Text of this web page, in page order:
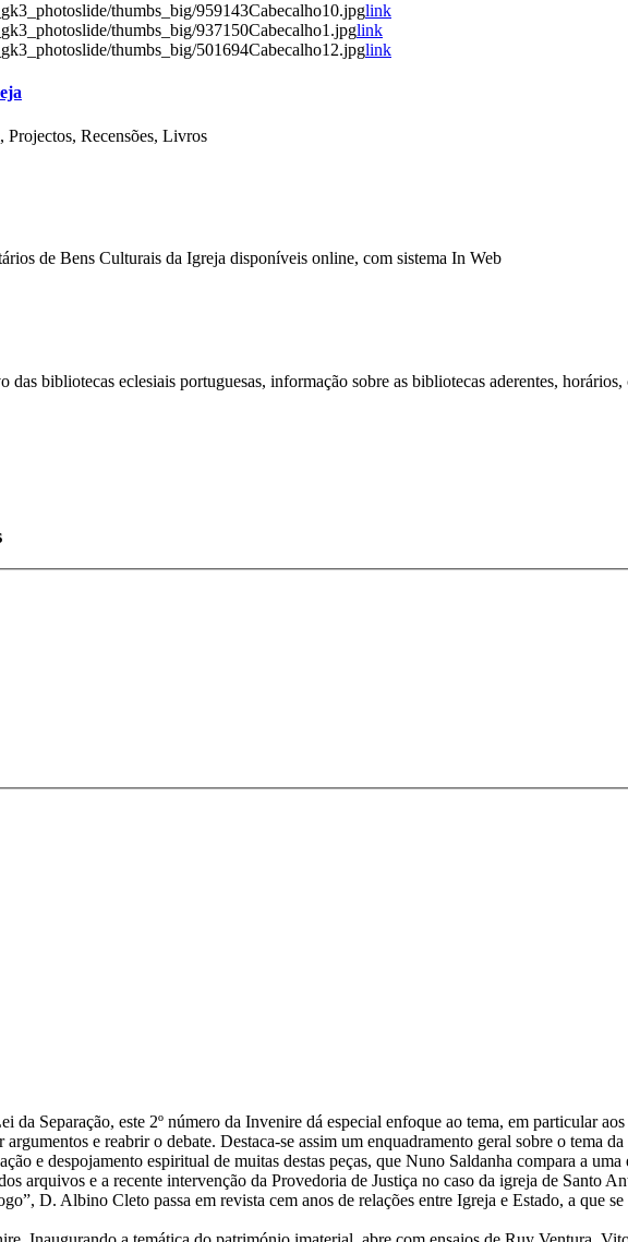
thumbs_big/959143Cabecalho10.jpglink
thumbs_big/937150Cabecalho1.jpglink
thumbs_big/501694Cabecalho12.jpglink
Recensões, Livros
de Bens Culturais da Igreja disponíveis online, com sistema In Web
bibliotecas eclesiais portuguesas, informação sobre as bibliotecas aderentes, horários,
da Separação, este 2º número da Invenire dá especial enfoque ao tema, em particular
e reabrir o debate. Destaca-se assim um enquadramento geral sobre o tema
e despojamento espiritual de muitas destas peças, que Nuno Saldanha compara a
arquivos e a recente intervenção da Provedoria de Justiça no caso da igreja de Santo
D. Albino Cleto passa em revista cem anos de relações entre Igreja e Estado, a que